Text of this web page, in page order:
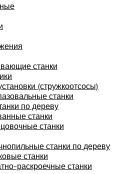
станки
(стружкоотсосы)
станки
по дереву
станки
станки
станки по дереву
станки
раскроечные станки